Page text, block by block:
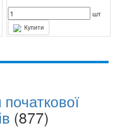
шт
Купити
(877)